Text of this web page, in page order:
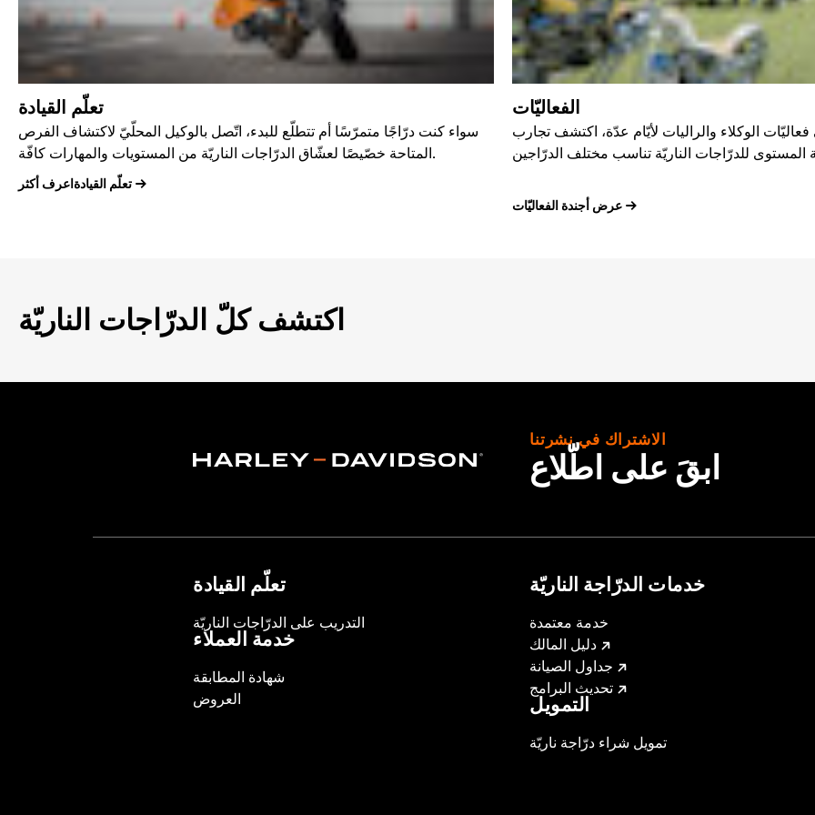
تعلّم القيادة
سواء كنت درّاجًا متمرّسًا أم تتطلّع للبدء، اتّصل بالوكيل المحلّيّ لاكتشاف الفرص
المتاحة خصّيصًا لعشّاق الدرّاجات الناريّة من المستويات والمهارات كافّة.
تعلّم القيادةاعرف أكثر
الفعاليّات
الوكلاء والراليات لأيّام عدّة، اكتشف تجارب
عرض أجندة الفعاليّات
اكتشف كلّ الدرّاجات الناريّة
الاشتراك في نشرتنا
ابقَ على اطّلاع
تعلّم القيادة
التدريب على الدرّاجات الناريّة
خدمة العملاء
شهادة المطابقة
العروض
خدمات الدرّاجة الناريّة
خدمة معتمدة
دليل المالك
جداول الصيانة
تحديث البرامج
التمويل
تمويل شراء درّاجة ناريّة